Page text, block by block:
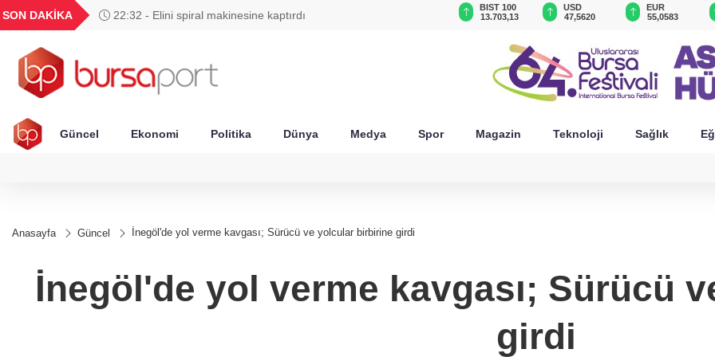
SON DAKİKA 22:15 - Otomobil motosikletle çarpıştı: 2'si çocuk 3 yaralı
TND
16,3219
27,9529
0,0018
USD
47,5620
EUR
55,0583
GBP
64,1693
Güncel Ekonomi Politika Dünya Medya Spor Magazin Teknoloji Sağlık
Anasayfa Güncel İnegöl'de yol verme kavgası; Sürücü ve yolcular birbirine girdi
İnegöl'de yol verme kavgası; Sürücü
girdi